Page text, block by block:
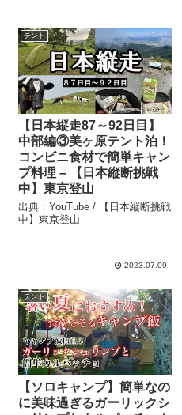
テント
【日本縦走87～92日目】
中部編③美ヶ原テント泊！
コンビニ食材で簡単キャン
プ料理 – 【日本縦断挑戦
中】東京登山
出典：YouTube / 【日本縦断挑戦
中】東京登山
2023.07.09
テント
【ソロキャンプ】簡単なの
に美味過ぎるガーリックシ